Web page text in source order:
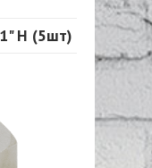
Н (5шт)